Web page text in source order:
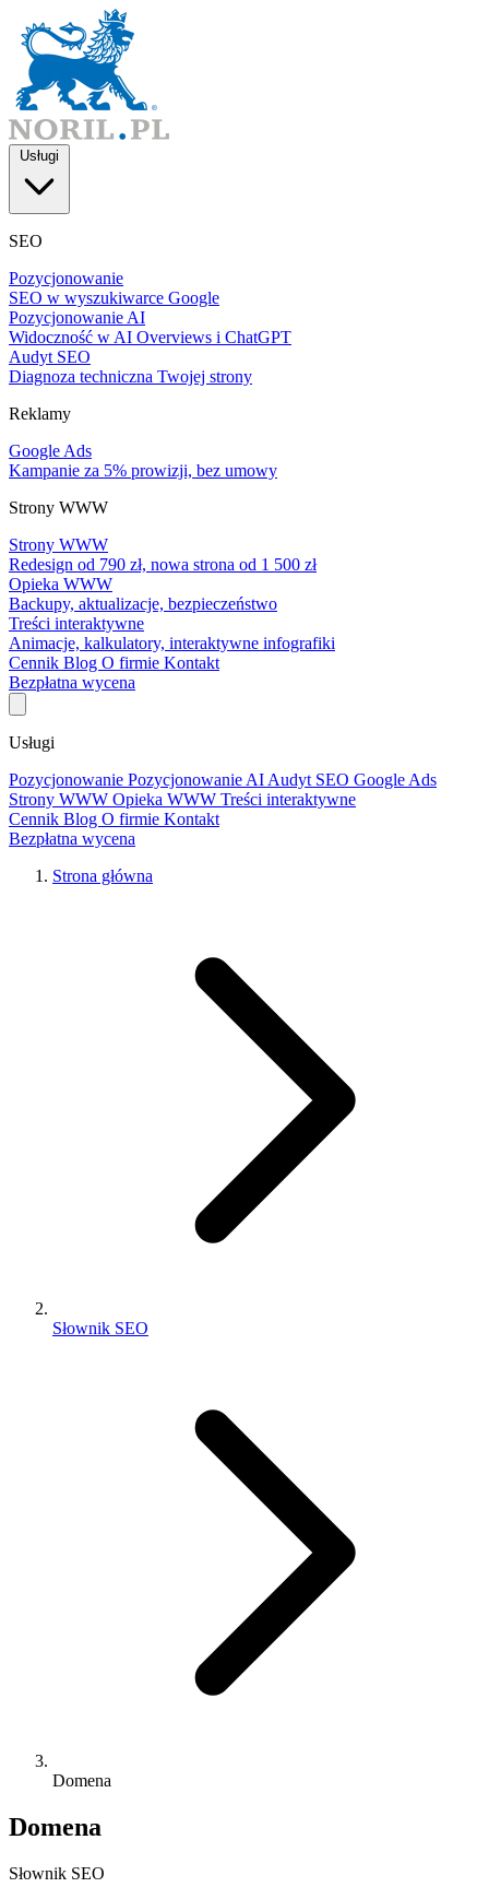
Usługi
SEO
Pozycjonowanie
SEO w wyszukiwarce Google
Pozycjonowanie AI
Widoczność w AI Overviews i ChatGPT
Audyt SEO
Diagnoza techniczna Twojej strony
Reklamy
Google Ads
Kampanie za 5% prowizji, bez umowy
Strony WWW
Strony WWW
Redesign od 790 zł, nowa strona od 1 500 zł
Opieka WWW
Backupy, aktualizacje, bezpieczeństwo
Treści interaktywne
Animacje, kalkulatory, interaktywne infografiki
Cennik Blog O firmie Kontakt
Bezpłatna wycena
Usługi
Pozycjonowanie Pozycjonowanie AI Audyt SEO Google Ads
Strony WWW Opieka WWW Treści interaktywne
Cennik Blog O firmie Kontakt
Bezpłatna wycena
Strona główna
Słownik SEO
Domena
Domena
Słownik SEO